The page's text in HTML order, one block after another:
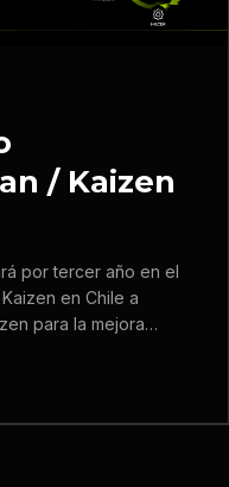
/ Kaizen
por tercer año en el
en Chile a
para la mejora…